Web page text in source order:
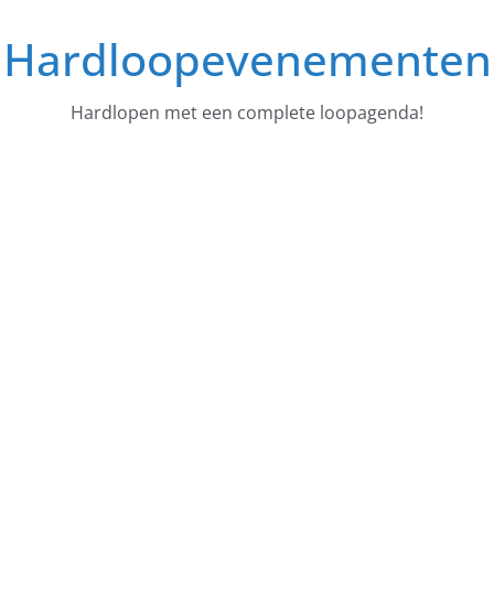
naar
deHardloopevenementen
Hardlopen met een complete loopagenda!